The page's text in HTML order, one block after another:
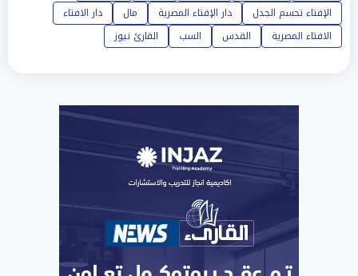
الإفتاء تحسم الجدل
دار الإفتاء المصرية مال
دار الافتاء
الافتاء المصرية
القدس السب القارئ نيوز